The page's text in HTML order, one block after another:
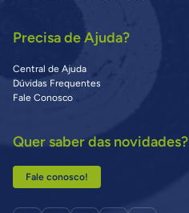
Precisa de Ajuda?
Central de Ajuda
Dúvidas Frequentes
Fale Conosco
Quer saber das novidades?
Fale conosco!